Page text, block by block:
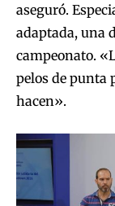
aseguró.
adaptada, una
campeonato.
pelos de punta
hacen».